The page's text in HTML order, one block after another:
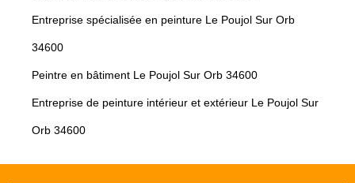
Entreprise spécialisée en peinture Le Poujol Sur Orb
34600
Peintre en bâtiment Le Poujol Sur Orb 34600
Entreprise de peinture intérieur et extérieur Le Poujol Sur
Orb 34600